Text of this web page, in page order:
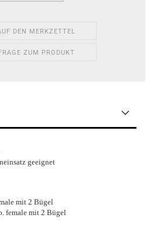
DEN MERKZETTEL
ZUM PRODUKT
geeignet
mit 2 Bügel
female mit 2 Bügel